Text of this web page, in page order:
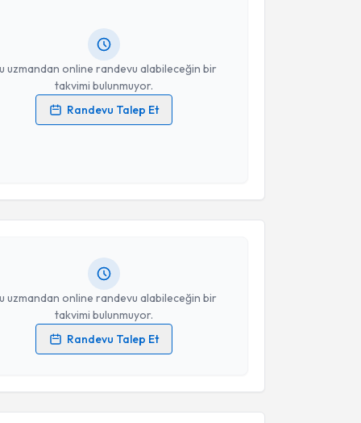
uzmandan online randevu alabileceğin bir
takvimi bulunmuyor.
Randevu Talep Et
verilerimin işlenmesine ilişkinAydınlatma Metni
uzmandan online randevu alabileceğin bir
takvimi bulunmuyor.
Randevu Talep Et
verilerimin işlenmesine ilişkinAydınlatma Metni
kabul ediyorum.
Talebi